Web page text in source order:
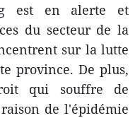
est en alerte et
du secteur de la
sur la lutte
province. De plus,
qui souffre de
de l'épidémie